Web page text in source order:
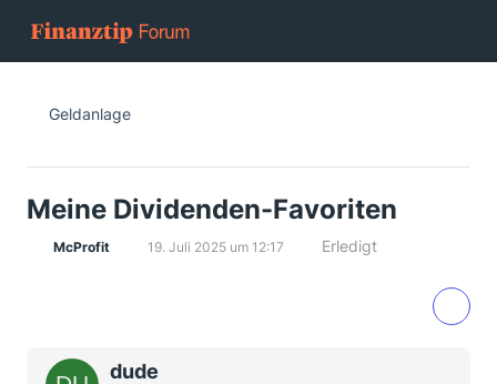
Geldanlage
Meine Dividenden-Favoriten
McProfit 19. Juli 2025 um 12:17 Erledigt
dude